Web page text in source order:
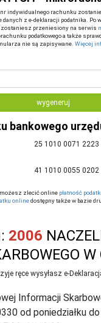
indywidualnego rachunku
z e-deklaracji podatnika. Po
przeniesiony na serwis
podatkowego a także
nie są zapisywane. Więcej
wygeneruj
bankowego
możesz zlecić online płatność
onlinedostępny także w bazie
2006
ręce wysyłasz e-
Informacji
od poniedziałku